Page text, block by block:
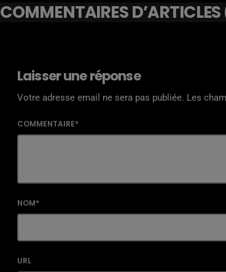
COMMENTAIRES
Laisser une réponse
Votre adresse email ne sera pas publiée. Les
COMMENTAIRE*
NOM*
URL